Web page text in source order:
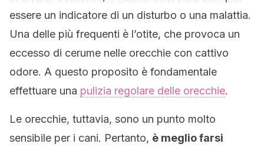
essere un indicatore di un disturbo o una malattia.
Una delle più frequenti è l’otite, che provoca un
eccesso di cerume nelle orecchie con cattivo
odore. A questo proposito è fondamentale
effettuare una pulizia regolare delle orecchie.
Le orecchie, tuttavia, sono un punto molto
sensibile per i cani. Pertanto, è meglio farsi